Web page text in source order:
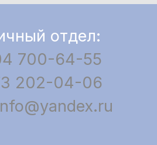
отдел:
700-64-55
202-04-06